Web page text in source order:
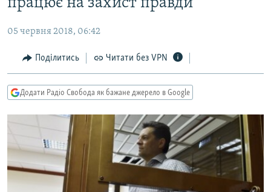
до
основної
навігації
Перейти
до
пошуку
ЕКОНОМІКА
СУСПІЛЬСТВО
СВІТ
РОСІЙСЬКА «ФІЛЬТРАЦІЯ»
ДОНБАС.РЕАЛІЇ
ТИ ЯК?
КИТАЙ.ВИКЛИКИ
МУЛЬТИМЕДІА
працює на захист правди
05 червня 2018, 06:42
Поділитись Читати без VPN
Додати Радіо Свобода як бажане джерело в Google